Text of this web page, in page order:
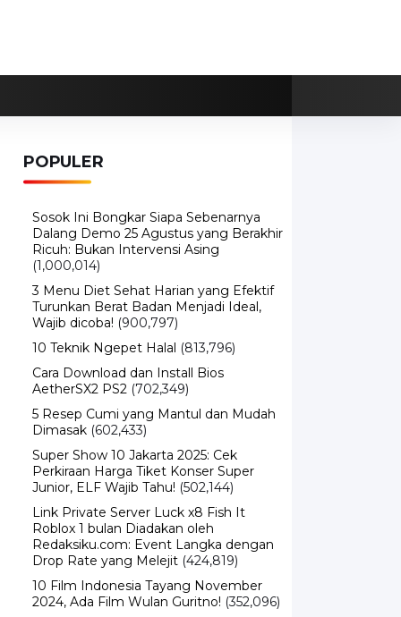
POPULER
Sosok Ini Bongkar Siapa Sebenarnya
Dalang Demo 25 Agustus yang Berakhir
Ricuh: Bukan Intervensi Asing
(1,000,014)
3 Menu Diet Sehat Harian yang Efektif
Turunkan Berat Badan Menjadi Ideal,
Wajib dicoba! (900,797)
10 Teknik Ngepet Halal (813,796)
Cara Download dan Install Bios
AetherSX2 PS2 (702,349)
5 Resep Cumi yang Mantul dan Mudah
Dimasak (602,433)
Super Show 10 Jakarta 2025: Cek
Perkiraan Harga Tiket Konser Super
Junior, ELF Wajib Tahu! (502,144)
Link Private Server Luck x8 Fish It
Roblox 1 bulan Diadakan oleh
Redaksiku.com: Event Langka dengan
Drop Rate yang Melejit (424,819)
10 Film Indonesia Tayang November
2024, Ada Film Wulan Guritno! (352,096)